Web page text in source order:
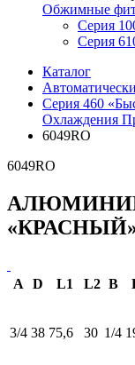
Обжимные
Серия
Серия
Каталог
Серия 460
Охлаждения
6049RO
6049RO
A D L1 L2 B
3/4 38 75,6 30 1/4